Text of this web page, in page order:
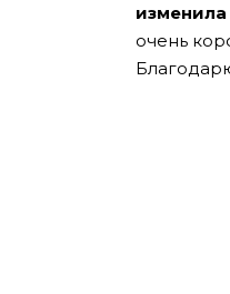
очень